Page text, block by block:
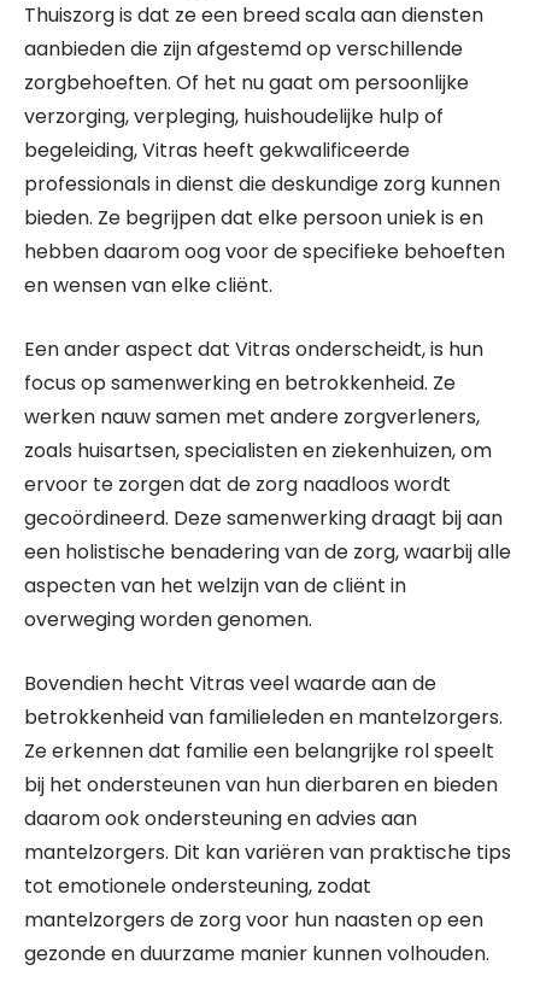
Thuiszorg is dat ze een breed scala aan diensten
aanbieden die zijn afgestemd op verschillende
zorgbehoeften. Of het nu gaat om persoonlijke
verzorging, verpleging, huishoudelijke hulp of
begeleiding, Vitras heeft gekwalificeerde
professionals in dienst die deskundige zorg kunnen
bieden. Ze begrijpen dat elke persoon uniek is en
hebben daarom oog voor de specifieke behoeften
en wensen van elke cliënt.
Een ander aspect dat Vitras onderscheidt, is hun
focus op samenwerking en betrokkenheid. Ze
werken nauw samen met andere zorgverleners,
zoals huisartsen, specialisten en ziekenhuizen, om
ervoor te zorgen dat de zorg naadloos wordt
gecoördineerd. Deze samenwerking draagt bij aan
een holistische benadering van de zorg, waarbij alle
aspecten van het welzijn van de cliënt in
overweging worden genomen.
Bovendien hecht Vitras veel waarde aan de
betrokkenheid van familieleden en mantelzorgers.
Ze erkennen dat familie een belangrijke rol speelt
bij het ondersteunen van hun dierbaren en bieden
daarom ook ondersteuning en advies aan
mantelzorgers. Dit kan variëren van praktische tips
tot emotionele ondersteuning, zodat
mantelzorgers de zorg voor hun naasten op een
gezonde en duurzame manier kunnen volhouden.